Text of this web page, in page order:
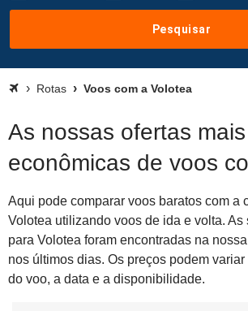
Pesquisar
Rotas Voos com a Volotea
As nossas ofertas mais
econômicas de voos
Aqui pode comparar voos baratos com a
Volotea utilizando voos de ida e volta. As
para Volotea foram encontradas na
nos últimos dias. Os preços podem
do voo, a data e a disponibilidade.